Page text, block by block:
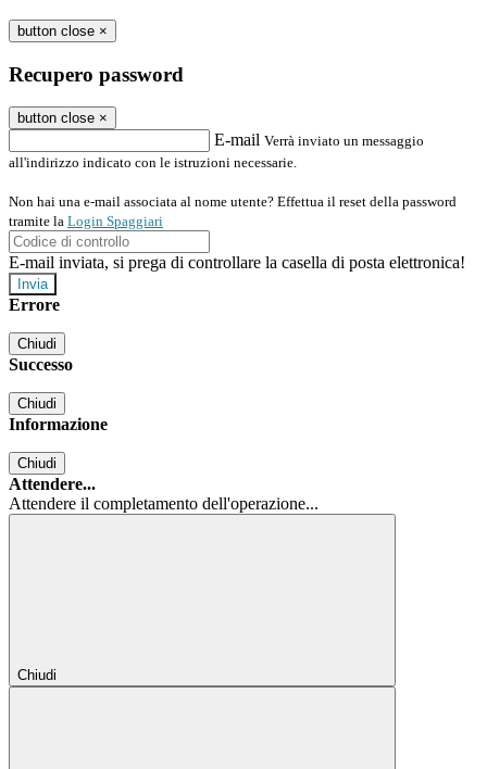
button close ×
Recupero password
button close ×
E-mail Verrà inviato un messaggio
all'indirizzo indicato con le istruzioni necessarie.
Non hai una e-mail associata al nome utente? Effettua il reset della password
tramite la Login Spaggiari
E-mail inviata, si prega di controllare la casella di posta elettronica!
Errore
Chiudi
Successo
Chiudi
Informazione
Chiudi
Attendere...
Attendere il completamento dell'operazione...
Chiudi